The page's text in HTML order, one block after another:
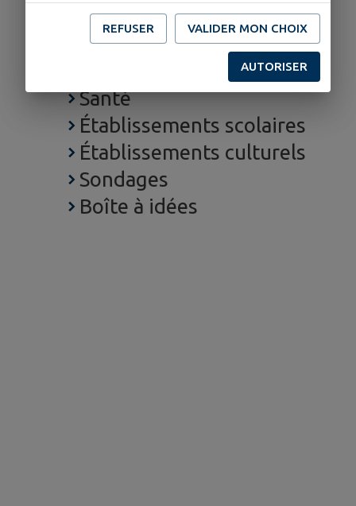
Signaler
Associations
Santé
Établissements scolaires
Établissements culturels
Sondages
Boîte à idées
REFUSER VALIDER MON CHOIX
AUTORISER